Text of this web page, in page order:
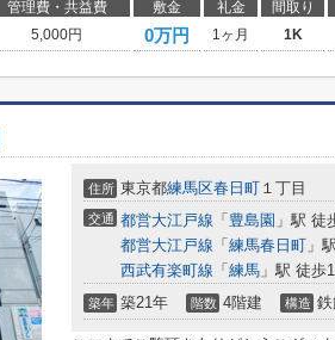
管理費・共益費 敷金 礼金 間取り
5,000円 0万円 1ヶ月 1K
住所 東京都練馬区春日町 １丁目
交通 都営大江戸線 「 豊島園 」駅 徒
都営大江戸線 「 練馬春日町 」
西武有楽町線 「 練馬 」駅 徒歩
築年 築21年 階数 4階建 構造 鉄